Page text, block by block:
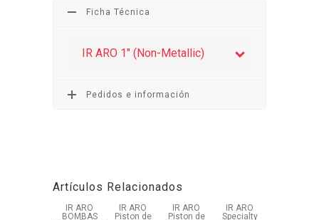
Ficha Técnica
IR ARO 1″ (Non-Metallic)
Pedidos e información
Artículos Relacionados
IR ARO
BOMBAS
IR ARO
Piston de
IR ARO
Piston de
IR ARO
Specialty